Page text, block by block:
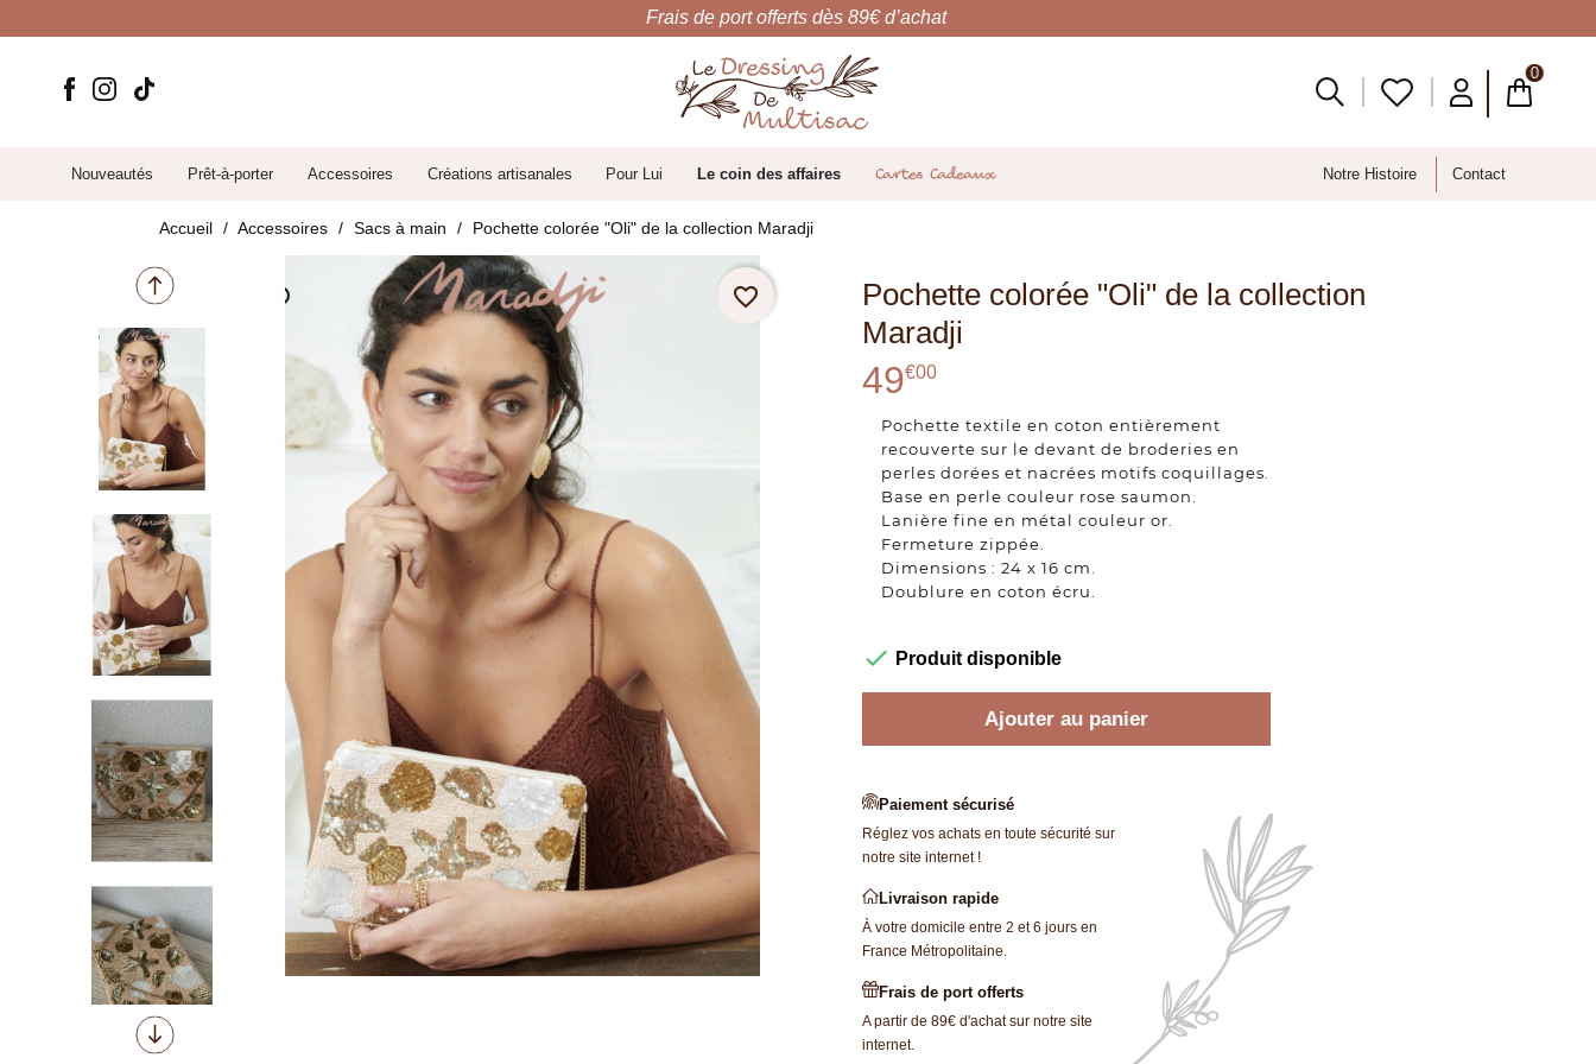
0
Nouveautés Prêt-à-porter Accessoires Créations artisanales Pour Lui Le coin des affaires Cartes Cadeaux Notre Histoire Contact
Frais de port offerts dès 89€ d’achat
Accueil Accessoires Sacs à main Pochette colorée "Oli" de la collection Maradji
favorite_border
Pochette colorée "Oli" de la collection
Maradji
49€00
Pochette textile en coton entièrement
recouverte sur le devant de broderies en
perles dorées et nacrées motifs coquillages.
Base en perle couleur rose saumon.
Lanière fine en métal couleur or.
Fermeture zippée.
Dimensions : 24 x 16 cm.
Doublure en coton écru.
 Produit disponible
Ajouter au panier
Paiement sécurisé
Réglez vos achats en toute sécurité sur
notre site internet !
Livraison rapide
À votre domicile entre 2 et 6 jours en
France Métropolitaine.
Frais de port offerts
A partir de 89€ d'achat sur notre site
internet.